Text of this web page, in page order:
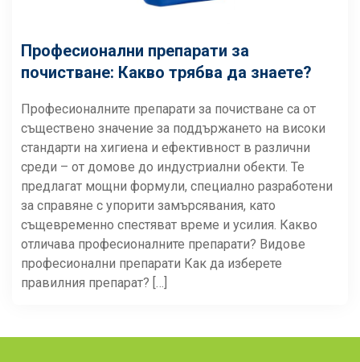
Професионални препарати за
почистване: Какво трябва да знаете?
Професионалните препарати за почистване са от
съществено значение за поддържането на високи
стандарти на хигиена и ефективност в различни
среди – от домове до индустриални обекти. Те
предлагат мощни формули, специално разработени
за справяне с упорити замърсявания, като
същевременно спестяват време и усилия. Какво
отличава професионалните препарати? Видове
професионални препарати Как да изберете
правилния препарат? […]